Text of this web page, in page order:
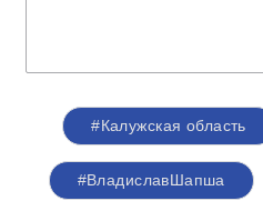
#Калужская область
#ВладиславШапша